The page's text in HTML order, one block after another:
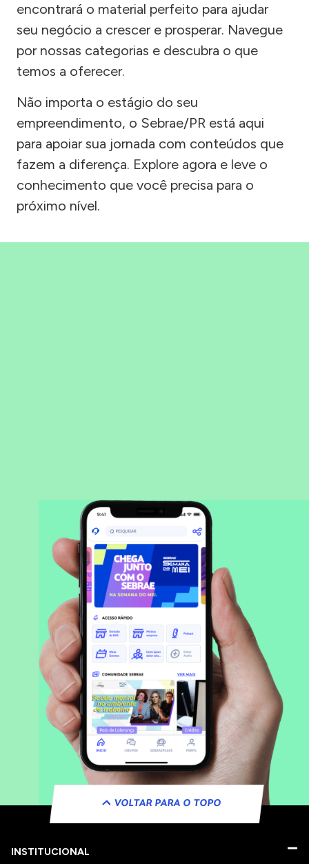
encontrará o material perfeito para ajudar
seu negócio a crescer e prosperar. Navegue
por nossas categorias e descubra o que
temos a oferecer.
Não importa o estágio do seu
empreendimento, o Sebrae/PR está aqui
para apoiar sua jornada com conteúdos que
fazem a diferença. Explore agora e leve o
conhecimento que você precisa para o
próximo nível.
VOLTAR PARA O TOPO
INSTITUCIONAL